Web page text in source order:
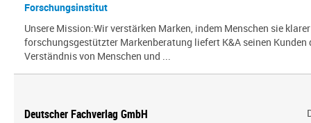
Forschungsinstitut
Unsere Mission:Wir verstärken Marken, indem Menschen sie
forschungsgestützter Markenberatung liefert K&A seinen Kunden
Verständnis von Menschen und ...
Deutscher Fachverlag GmbH